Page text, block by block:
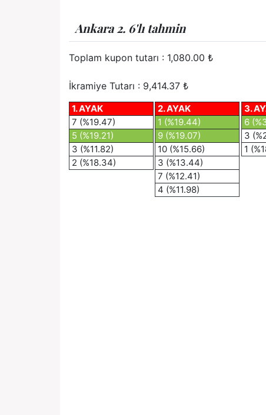
Ankara 2. 6'lı tahmin
Toplam kupon tutarı : 1,080.00 ₺
İkramiye Tutarı : 9,414.37 ₺
1. AYAK
7 (%19.47)
5 (%19.21)
3 (%11.82)
2 (%18.34)
2. AYAK
1 (%19.44)
9 (%19.07)
10 (%15.66)
3 (%13.44)
7 (%12.41)
4 (%11.98)
3.
6
3
1